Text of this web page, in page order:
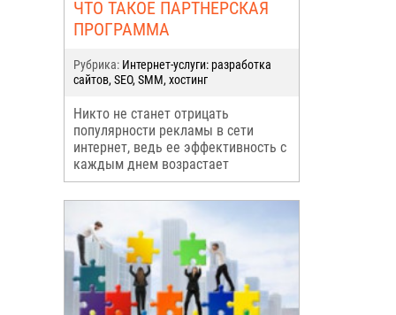
ЧТО ТАКОЕ ПАРТНЕРСКАЯ
ПРОГРАММА
Рубрика: Интернет-услуги: разработка
сайтов, SEO, SMM, хостинг
Никто не станет отрицать
популярности рекламы в сети
интернет, ведь ее эффективность с
каждым днем возрастает